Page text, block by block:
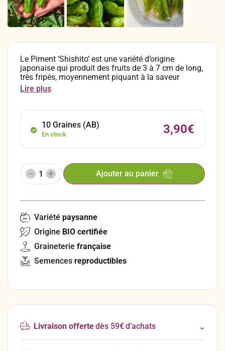
Le Piment ‘Shishito’ est une variété d’origine
japonaise qui produit des fruits de 3 à 7 cm de long,
très fripés, moyennement piquant à la saveur
fruitée. C’est une variété très populaire notamment
dans la cuisine coréenne et japonaise. Cuisiné sous
l’huile, mijoté dans une sauce soja ou encore plus
simplement cru en salade comme condiment. Les
fruits sont traditionnellement cueillis immatures
Lire plus
10 Graines (AB)
En stock 3,90€
Ajouter au panier
Variété paysanne
Origine BIO certifiée
Graineterie française
Semences reproductibles
Livraison offertedès 59€ d’achats